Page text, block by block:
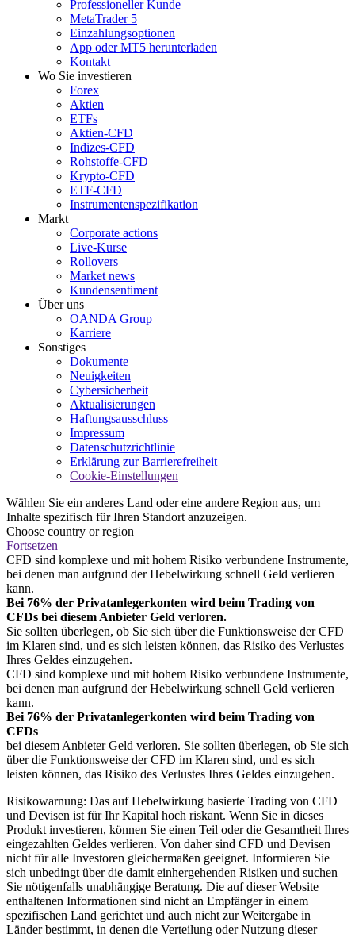
Professioneller Kunde
MetaTrader 5
Einzahlungsoptionen
App oder MT5 herunterladen
Kontakt
Wo Sie investieren
Forex
Aktien
ETFs
Aktien-CFD
Indizes-CFD
Rohstoffe-CFD
Krypto-CFD
ETF-CFD
Instrumentenspezifikation
Markt
Corporate actions
Live-Kurse
Rollovers
Market news
Kundensentiment
Über uns
OANDA Group
Karriere
Sonstiges
Dokumente
Neuigkeiten
Cybersicherheit
Aktualisierungen
Haftungsausschluss
Impressum
Datenschutzrichtlinie
Erklärung zur Barrierefreiheit
Cookie-Einstellungen
Wählen Sie ein anderes Land oder eine andere Region aus, um
Inhalte spezifisch für Ihren Standort anzuzeigen.
Choose country or region
Fortsetzen
CFD sind komplexe und mit hohem Risiko verbundene Instrumente,
bei denen man aufgrund der Hebelwirkung schnell Geld verlieren
kann.
Bei 76% der Privatanlegerkonten wird beim Trading von
CFDs bei diesem Anbieter Geld verloren.
Sie sollten überlegen, ob Sie sich über die Funktionsweise der CFD
im Klaren sind, und es sich leisten können, das Risiko des Verlustes
Ihres Geldes einzugehen.
CFD sind komplexe und mit hohem Risiko verbundene Instrumente,
bei denen man aufgrund der Hebelwirkung schnell Geld verlieren
kann.
Bei 76% der Privatanlegerkonten wird beim Trading von
CFDs
bei diesem Anbieter Geld verloren. Sie sollten überlegen, ob Sie sich
über die Funktionsweise der CFD im Klaren sind, und es sich
leisten können, das Risiko des Verlustes Ihres Geldes einzugehen.
Risikowarnung: Das auf Hebelwirkung basierte Trading von CFD
und Devisen ist für Ihr Kapital hoch riskant. Wenn Sie in dieses
Produkt investieren, können Sie einen Teil oder die Gesamtheit Ihres
eingezahlten Geldes verlieren. Von daher sind CFD und Devisen
nicht für alle Investoren gleichermaßen geeignet. Informieren Sie
sich unbedingt über die damit einhergehenden Risiken und suchen
Sie nötigenfalls unabhängige Beratung. Die auf dieser Website
enthaltenen Informationen sind nicht an Empfänger in einem
spezifischen Land gerichtet und auch nicht zur Weitergabe in
Länder bestimmt, in denen die Verteilung oder Nutzung dieser